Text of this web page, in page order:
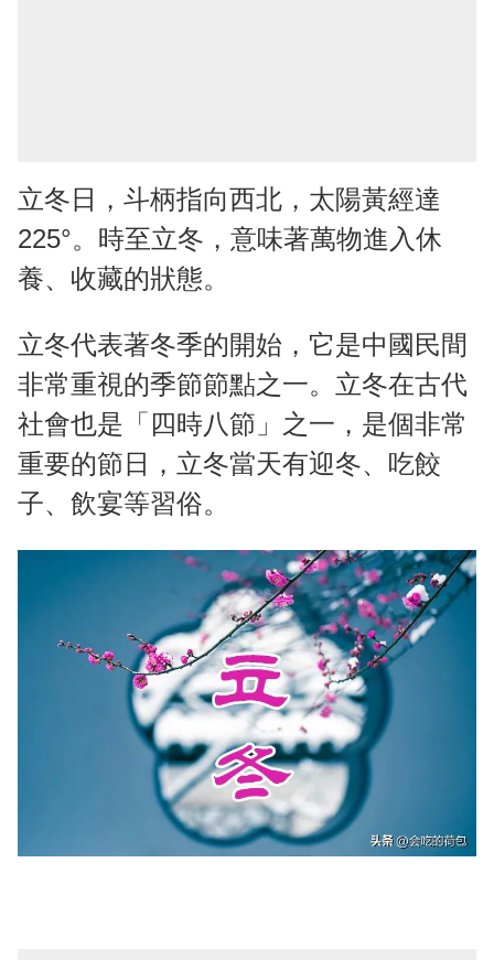
立冬日，斗柄指向西北，太陽黃經達
225°。時至立冬，意味著萬物進入休
養、收藏的狀態。
立冬代表著冬季的開始，它是中國民間
非常重視的季節節點之一。立冬在古代
社會也是「四時八節」之一，是個非常
重要的節日，立冬當天有迎冬、吃餃
子、飲宴等習俗。